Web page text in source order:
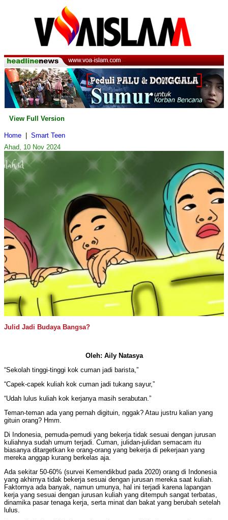
View Full Version
Home
Smart Teen
Ahad, 10 Nov 2024
Julid Jadi Budaya Bangsa?
Oleh: Aily Natasya
“Sekolah tinggi-tinggi kok cuman jadi barista,”
“Capek-capek kuliah kok cuman jadi tukang sayur,”
“Udah lulus kuliah kok kerjanya masih serabutan.”
Teman-teman ada yang pernah digituin, nggak? Atau justru kalian yang
gituin orang? Hmm.
Di Indonesia, pemuda-pemudi yang bekerja tidak sesuai dengan jurusan
kuliahnya sudah umum terjadi. Cuman, julidan-julidan semacam itu
biasanya ditargetkan ke orang-orang yang bekerja di pekerjaan yang
mereka anggap kurang berkelas aja.
Ada sekitar 50-60% (survei Kemendikbud pada 2020) orang di Indonesia
yang akhirnya tidak bekerja sesuai dengan jurusan mereka saat kuliah.
Faktornya ada banyak, namun umunya, hal ini terjadi karena lapangan
kerja yang sesuai dengan jurusan kuliah yang ditempuh sangat terbatas,
dinamika pasar tenaga kerja, serta minat dan bakat yang berubah setelah
lulus.